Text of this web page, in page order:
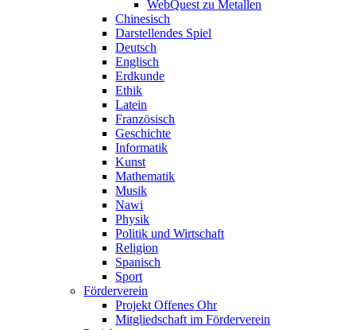
WebQuest zu Metallen
Chinesisch
Darstellendes Spiel
Deutsch
Englisch
Erdkunde
Ethik
Latein
Französisch
Geschichte
Informatik
Kunst
Mathematik
Musik
Nawi
Physik
Politik und Wirtschaft
Religion
Spanisch
Sport
Förderverein
Projekt Offenes Ohr
Mitgliedschaft im Förderverein